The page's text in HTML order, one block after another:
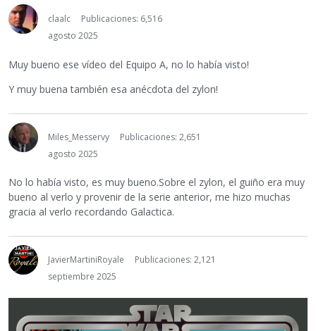
claalc
Publicaciones: 6,516
agosto 2025
Muy bueno ese vídeo del Equipo A, no lo había visto!
Y muy buena también esa anécdota del zylon!
Miles_Messervy
Publicaciones: 2,651
agosto 2025
No lo había visto, es muy bueno.Sobre el zylon, el guiño era muy
bueno al verlo y provenir de la serie anterior, me hizo muchas
gracia al verlo recordando Galactica.
JavierMartiniRoyale
Publicaciones: 2,121
septiembre 2025